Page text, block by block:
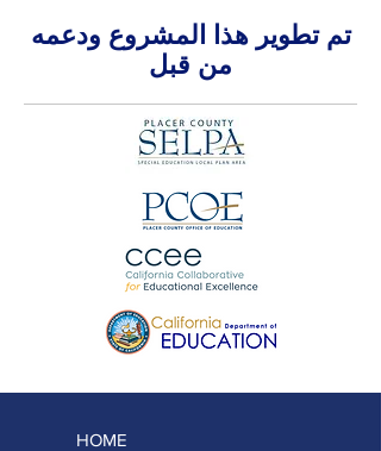
تم تطوير هذا المشروع ودعمه
من قبل
HOME